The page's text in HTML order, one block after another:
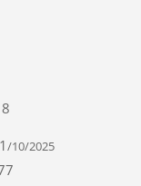
/10/2025